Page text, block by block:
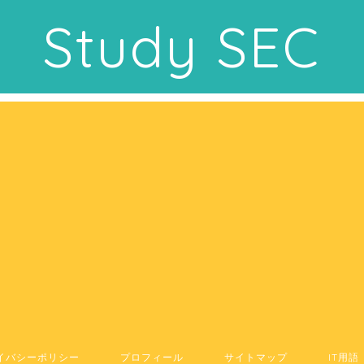
Study SEC
バシーポリシー プロフィール サイトマップ IT用語